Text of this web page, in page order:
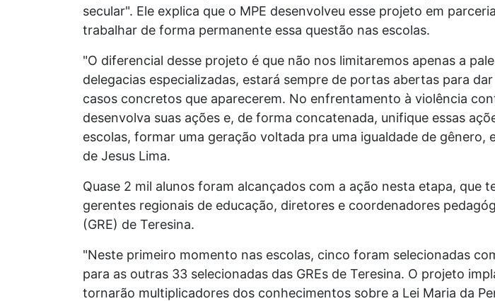
secular". Ele explica que o MPE desenvolveu esse projeto em
trabalhar de forma permanente essa questão nas escolas.
"O diferencial desse projeto é que não nos limitaremos apenas a
delegacias especializadas, estará sempre de portas abertas para
casos concretos que aparecerem. No enfrentamento à violência
desenvolva suas ações e, de forma concatenada, unifique essas
escolas, formar uma geração voltada pra uma igualdade de gênero,
de Jesus Lima.
Quase 2 mil alunos foram alcançados com a ação nesta etapa, que
gerentes regionais de educação, diretores e coordenadores
(GRE) de Teresina.
"Neste primeiro momento nas escolas, cinco foram selecionadas
para as outras 33 selecionadas das GREs de Teresina. O projeto
tornarão multiplicadores dos conhecimentos sobre a Lei Maria da